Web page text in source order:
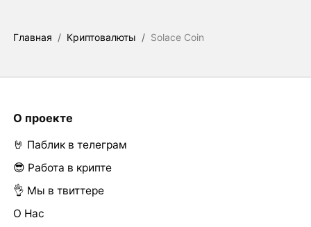
Главная / Криптовалюты / Solace Coin
О проекте
🤘 Паблик в телеграм
😎 Работа в крипте
👌 Мы в твиттере
О Нас